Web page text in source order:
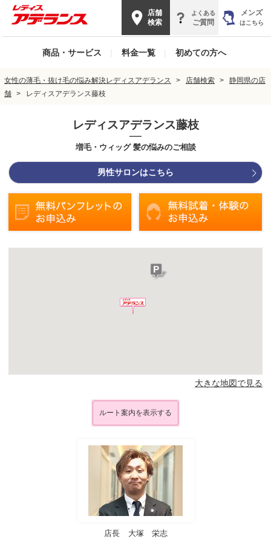
店舗
検索
よくある
ご質問
メンズ
はこちら
商品・サービス 料金一覧 初めての方へ
女性の薄毛・抜け毛の悩み解決レディスアデランス 店舗検索
静岡県の店
舗
レディスアデランス藤枝
レディスアデランス藤枝
増毛・ウィッグ 髪の悩みのご相談
男性サロンはこちら
大きな地図で見る
ルート案内を表示する
店長 大塚 栄志